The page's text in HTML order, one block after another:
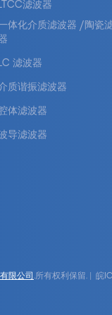
滤波器
体化介质滤波器 /陶瓷
滤波器
质谐振滤波器
体滤波器
导滤波器
限公司 .所有权利保留. | 皖